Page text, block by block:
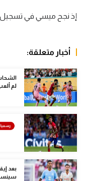
أمم إفريقيا
كرة السلة الأمريكية
كرة سلة
كرة يد
كرة طائرة
الوطن العربي
في المونديال
إذ نجح ميسي في تسجيل 8 أهداف وصناعة 3 آخرين.
أخبار متعلقة:
لم
بعد